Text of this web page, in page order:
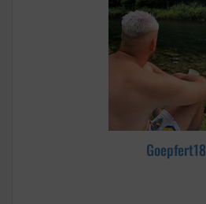
Goepfert18